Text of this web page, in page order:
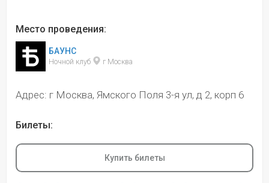
Место проведения:
БАУНС
Ночной клуб г Москва
Адрес: г Москва, Ямского Поля 3-я ул, д 2, корп 6
Билеты:
Купить билеты